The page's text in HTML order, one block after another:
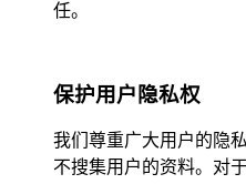
任。
保护用户隐私权
我们尊重广大用户的隐
不搜集用户的资料。对